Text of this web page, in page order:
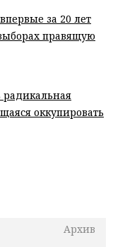
Архив
за 20 лет
правящую
радикальная
оккупировать